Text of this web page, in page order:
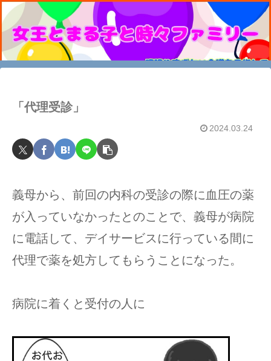
「代理受診」
2024.03.24
義母から、前回の内科の受診の際に血圧の薬
が入っていなかったとのことで、義母が病院
に電話して、デイサービスに行っている間に
代理で薬を処方してもらうことになった。
病院に着くと受付の人に